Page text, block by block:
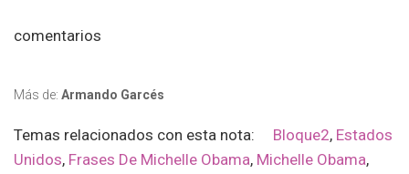
comentarios
Más de: Armando Garcés
Temas relacionados con esta nota: Bloque2, Estados
Unidos, Frases De Michelle Obama, Michelle Obama,